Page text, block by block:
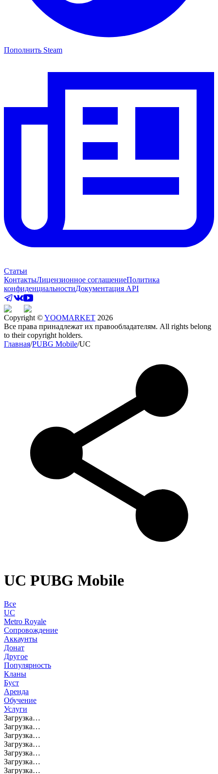
Пополнить Steam
Статьи
КонтактыЛицензионное соглашениеПолитика
конфиденциальностиДокументация API
Copyright ©YOOMARKET 2026
Все права принадлежат их правообладателям. All rights belong
to their copyright holders.
Главная/PUBG Mobile/UC
UC PUBG Mobile
Все
UC
Metro Royale
Сопровождение
Аккаунты
Донат
Другое
Популярность
Кланы
Буст
Аренда
Обучение
Услуги
Загрузка…
Загрузка…
Загрузка…
Загрузка…
Загрузка…
Загрузка…
Загрузка…